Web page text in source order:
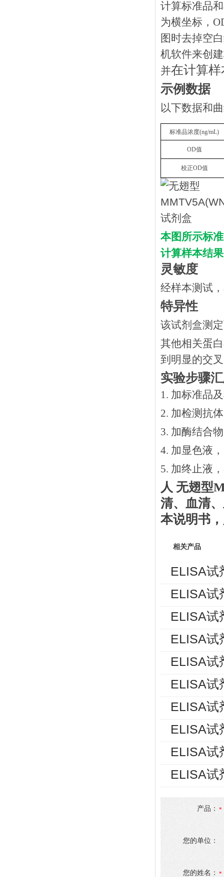
计算标准品
为横坐标，
图时去掉空
机软件来创
并在计算
示例数据
以下数据和
标准品浓度(ng/mL)
OD值
校正OD值
本图所示标
计算样本结果
灵敏度
经样本测试
特异性
该试剂盒测
其他相关蛋
到明显的交
实验步骤
1. 加标准品
2. 加检测抗
3. 加酶结合
4. 加显色液
5. 加终止液
人 无翅型
清、血清
本说明书
相关产品
ELISA试
ELISA试
ELISA试
ELISA试
ELISA试
ELISA试
ELISA试
ELISA试
ELISA试
ELISA试
产品：
您的单位：
您的姓名：